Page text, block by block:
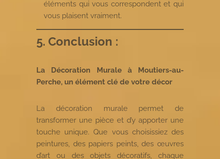
éléments qui vous correspondent et qui
vous plaisent vraiment.
5. Conclusion :
La Décoration Murale à Moutiers-au-
Perche, un élément clé de votre décor
La décoration murale permet de
transformer une pièce et d’y apporter une
touche unique. Que vous choisissiez des
peintures, des papiers peints, des œuvres
d’art ou des objets décoratifs, chaque